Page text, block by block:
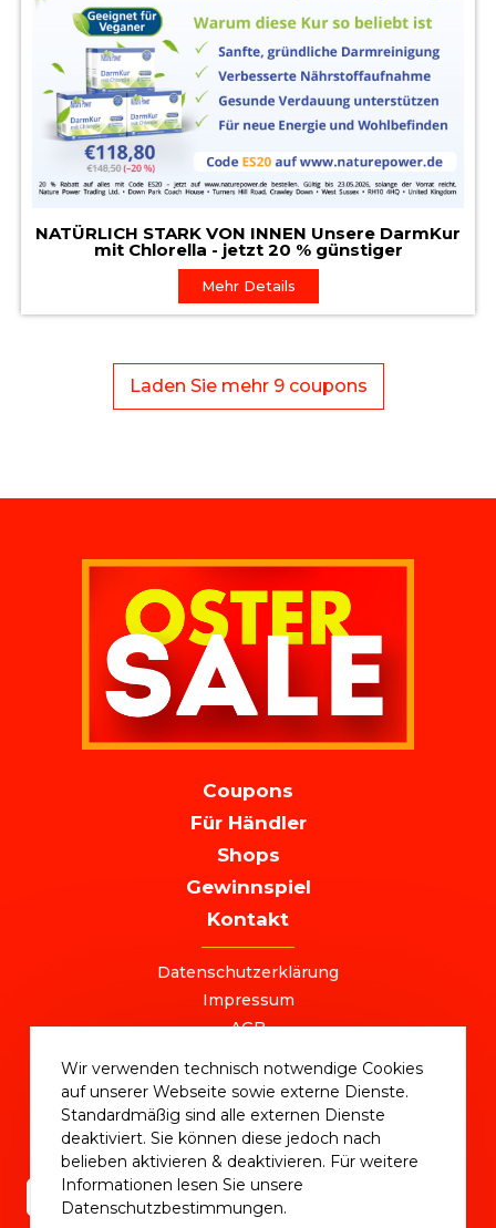
NATÜRLICH STARK VON INNEN Unsere DarmKur
mit Chlorella - jetzt 20 % günstiger
Mehr Details
Laden Sie mehr 9 coupons
NAVIGATION
Coupons
Für Händler
Shops
Gewinnspiel
Kontakt
Datenschutzerklärung
Impressum
AGB
ostersale@deutschlandvoucher.de
OSTER SALE 2025 – eine Kampagne der
DVM Deutschlandvoucher Media GmbH © 2025
Wir verwenden technisch notwendige Cookies
auf unserer Webseite sowie externe Dienste.
Standardmäßig sind alle externen Dienste
deaktiviert. Sie können diese jedoch nach
belieben aktivieren & deaktivieren. Für weitere
Informationen lesen Sie unsere
Datenschutzbestimmungen.